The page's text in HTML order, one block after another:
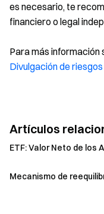
es necesario, te
financiero o legal
Para más información
Divulgación de riesgos
Artículos
ETF: Valor Neto de los
Mecanismo de